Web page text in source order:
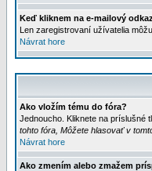
Keď kliknem na e-mailový
Len zaregistrovaní užívatelia
Návrat hore
Ako vložím tému do fóra?
Jednoucho. Kliknete na príslušné
tohto fóra, Môžete hlasovať v
Návrat hore
Ako zmením alebo zmažem